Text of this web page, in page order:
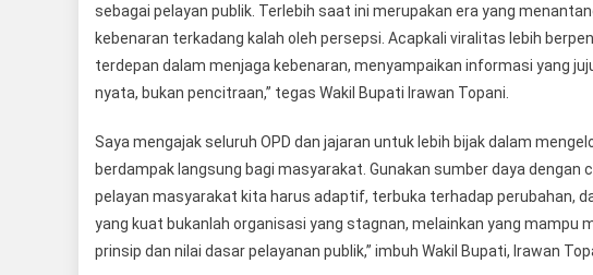
sebagai pelayan publik. Terlebih saat ini merupakan era yang
kebenaran terkadang kalah oleh persepsi. Acapkali viralitas lebih
terdepan dalam menjaga kebenaran, menyampaikan informasi yang
nyata, bukan pencitraan,” tegas Wakil Bupati Irawan Topani.
Saya mengajak seluruh OPD dan jajaran untuk lebih bijak dalam
berdampak langsung bagi masyarakat. Gunakan sumber daya
pelayan masyarakat kita harus adaptif, terbuka terhadap perubahan,
yang kuat bukanlah organisasi yang stagnan, melainkan yang mampu
prinsip dan nilai dasar pelayanan publik,” imbuh Wakil Bupati, Irawan